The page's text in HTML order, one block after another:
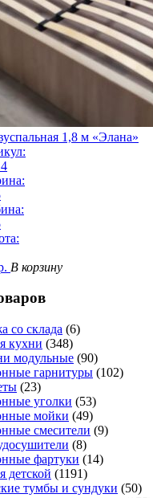
1,8 м «Элана»
В корзину
со склада (6)
кухни (348)
модульные (90)
гарнитуры (102)
(23)
уголки (53)
мойки (49)
смесители (9)
(8)
фартуки (14)
детской (1191)
тумбы и сундуки (50)